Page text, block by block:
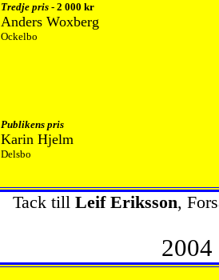
Tredje pris - 2 000 kr
Anders Woxberg
Ockelbo
Publikens pris
Karin Hjelm
Delsbo
Tack till Leif Eriksson,